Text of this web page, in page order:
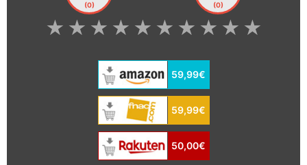
(0) (0)
★
★
★
★
★
★
★
★
★
★
59,99€
59,99€
50,00€